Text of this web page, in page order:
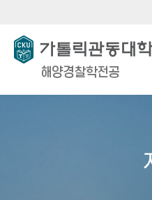
해양경찰학전공